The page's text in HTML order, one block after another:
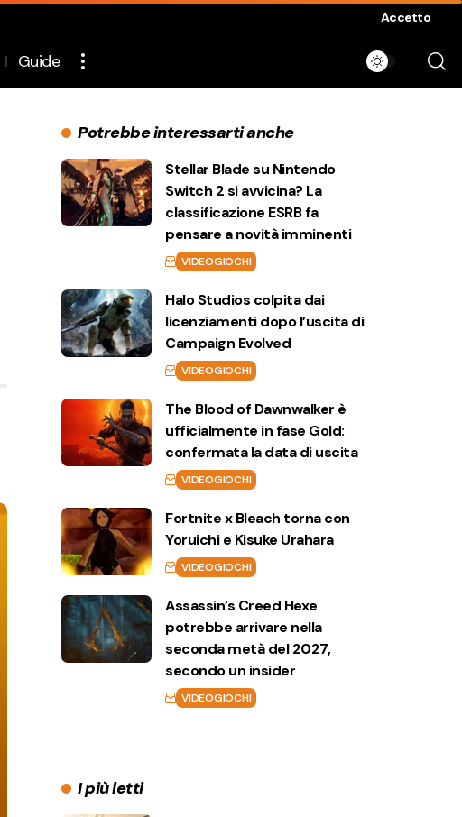
Accetto
Guide
Potrebbe interessarti anche
Stellar Blade su Nintendo
Switch 2 si avvicina? La
classificazione ESRB fa
pensare a novità imminenti
VIDEOGIOCHI
Halo Studios colpita dai
licenziamenti dopo l’uscita di
Campaign Evolved
VIDEOGIOCHI
The Blood of Dawnwalker è
ufficialmente in fase Gold:
confermata la data di uscita
VIDEOGIOCHI
Fortnite x Bleach torna con
Yoruichi e Kisuke Urahara
VIDEOGIOCHI
Assassin’s Creed Hexe
potrebbe arrivare nella
seconda metà del 2027,
secondo un insider
VIDEOGIOCHI
I più letti